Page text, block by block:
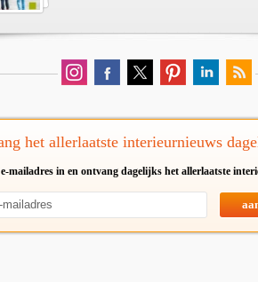
het allerlaatste interieurnieuws
mailadres in en ontvang dagelijks het allerlaatste